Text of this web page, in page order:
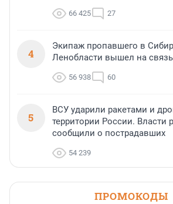
66 425 27
4
Экипаж пропавшего в
Ленобласти вышел на связь
56 938 60
5
ВСУ ударили ракетами и
территории России. Власти
сообщили о пострадавших
54 239
ПРОМОКОДЫ